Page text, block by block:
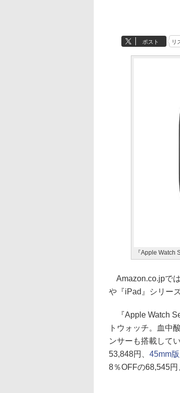
ポスト リ
『Apple Watch
Amazon.co.jpでは
や『iPad』シリー
『Apple Watch
トウォッチ。血中
ンサーも搭載して
53,848円、 45mm版
8％OFFの68,545円